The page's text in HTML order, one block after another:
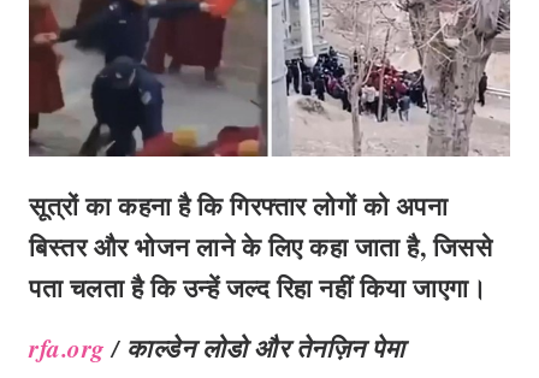
सूत्रों का कहना है कि गिरफ्तार लोगों को अपना
बिस्तर और भोजन लाने के लिए कहा जाता है,जिससे
पता चलता है कि उन्हें जल्द रिहा नहीं किया जाएगा।
rfa.org/ काल्डेन लोडो और तेनज़िन पेमा